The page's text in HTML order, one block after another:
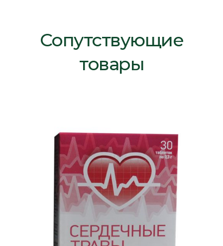
Сопутствующие
товары